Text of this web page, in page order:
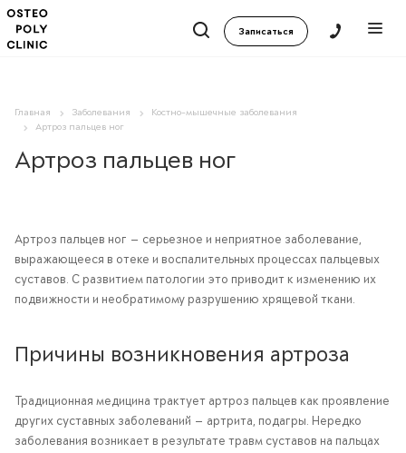
Записаться
Главная Заболевания
Костно-мышечные заболевания
Артроз пальцев ног
Артроз пальцев ног
Артроз пальцев ног — серьезное и неприятное заболевание,
выражающееся в отеке и воспалительных процессах пальцевых
суставов. С развитием патологии это приводит к изменению их
подвижности и необратимому разрушению хрящевой ткани.
Причины возникновения артроза
Традиционная медицина трактует артроз пальцев как проявление
других суставных заболеваний — артрита, подагры. Нередко
заболевания возникает в результате травм суставов на пальцах